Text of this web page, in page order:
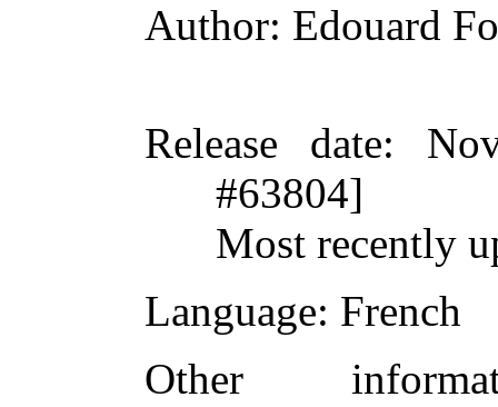
Author: Edouard
Release date:
#63804]
Most recently
Language: French
Other